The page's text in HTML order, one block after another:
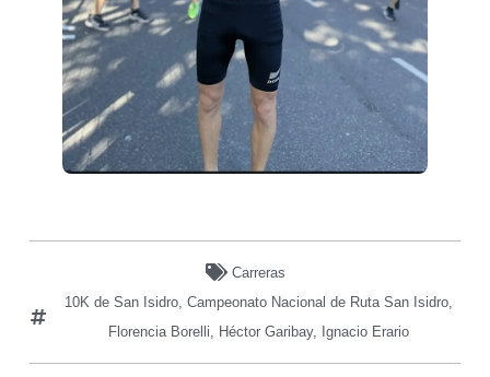
Carreras
10K de San Isidro, Campeonato Nacional de Ruta San Isidro,
Florencia Borelli
Héctor Garibay, Ignacio Erario